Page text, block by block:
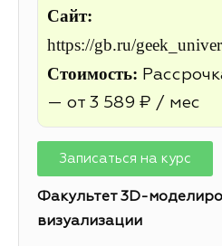
Сайт:
https://gb.ru/
Стоимость:
— от 3 589 ₽ / мес
Записаться на курс
Факультет 3D-
визуализации